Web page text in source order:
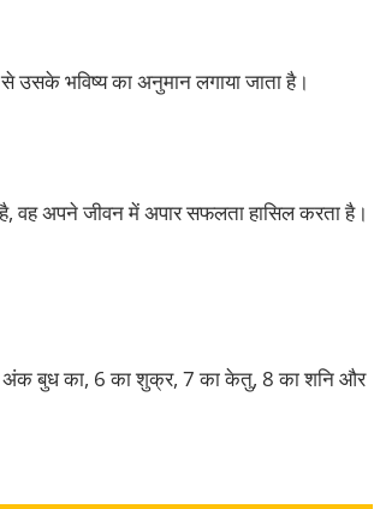
उसके भविष्य का अनुमान लगाया जाता है।
वह अपने जीवन में अपार सफलता हासिल करता है।
बुध का, 6 का शुक्र, 7 का केतु, 8 का शनि और